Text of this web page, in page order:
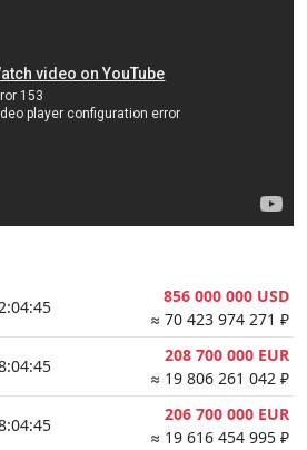
856 000 000 USD
≈ 70 423 974 271 ₽
208 700 000 EUR
≈ 19 806 261 042 ₽
206 700 000 EUR
≈ 19 616 454 995 ₽